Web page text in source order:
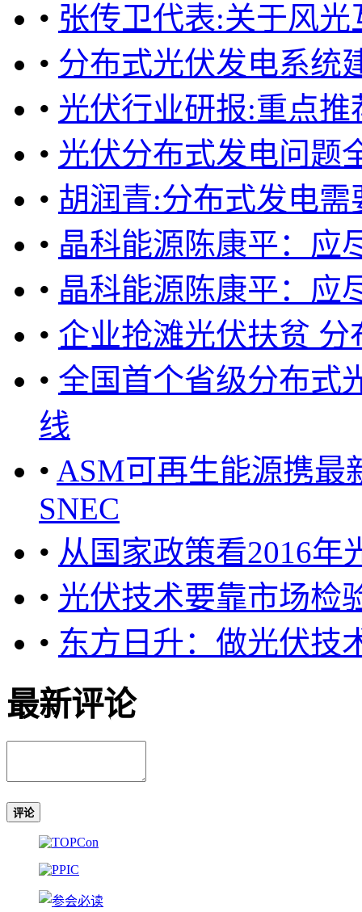
• 张传卫代表:关于风
• 分布式光伏发电系统
• 光伏行业研报:重点
• 光伏分布式发电问题
• 胡润青:分布式发电
• 晶科能源陈康平：应
• 晶科能源陈康平：应
• 企业抢滩光伏扶贫
• 全国首个省级分布式
线
• ASM可再生能源携最
SNEC
• 从国家政策看2016年
• 光伏技术要靠市场检
• 东方日升：做光伏技
最新评论
评论